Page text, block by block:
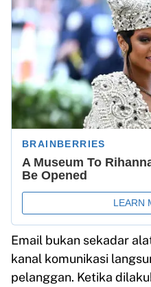
Email bukan sekadar
kanal komunikasi
pelanggan. Ketika